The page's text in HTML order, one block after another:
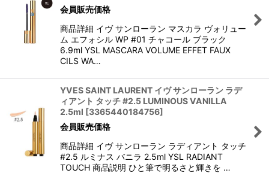
会員販売価格
商品詳細 イヴ サンローラン マスカラ ヴォリュー
ム エフォシル WP #01 チャコール ブラック
6.9ml YSL MASCARA VOLUME EFFET FAUX
CILS WA…
YVES SAINT LAURENT イヴ サンローラン ラデ
ィアント タッチ #2.5 LUMINOUS VANILLA
2.5ml [3365440184756]
会員販売価格
商品詳細 イヴ サンローラン ラディアント タッチ
#2.5 ルミナス バニラ 2.5ml YSL RADIANT
TOUCH 商品説明 ひと筆で明るさと輝きを …